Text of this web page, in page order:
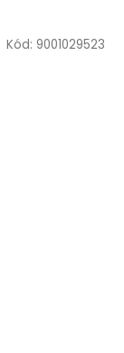
Kód: 9001029523